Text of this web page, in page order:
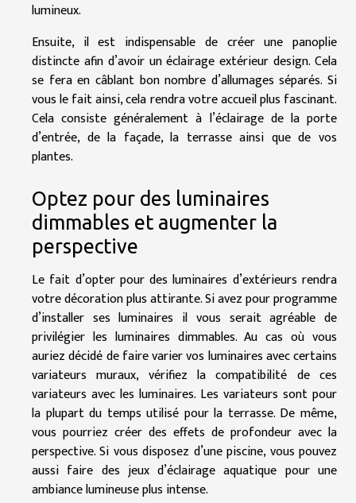
lumineux.
Ensuite, il est indispensable de créer une panoplie
distincte afin d’avoir un éclairage extérieur design. Cela
se fera en câblant bon nombre d’allumages séparés. Si
vous le fait ainsi, cela rendra votre accueil plus fascinant.
Cela consiste généralement à l’éclairage de la porte
d’entrée, de la façade, la terrasse ainsi que de vos
plantes.
Optez pour des luminaires
dimmables et augmenter la
perspective
Le fait d’opter pour des luminaires d’extérieurs rendra
votre décoration plus attirante. Si avez pour programme
d’installer ses luminaires il vous serait agréable de
privilégier les luminaires dimmables. Au cas où vous
auriez décidé de faire varier vos luminaires avec certains
variateurs muraux, vérifiez la compatibilité de ces
variateurs avec les luminaires. Les variateurs sont pour
la plupart du temps utilisé pour la terrasse. De même,
vous pourriez créer des effets de profondeur avec la
perspective. Si vous disposez d’une piscine, vous pouvez
aussi faire des jeux d’éclairage aquatique pour une
ambiance lumineuse plus intense.